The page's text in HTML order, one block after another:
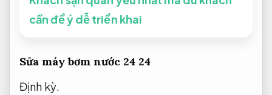
cần để ý dễ triển khai
Sửa máy bơm nước 24 24
Định kỳ.